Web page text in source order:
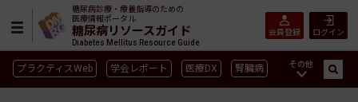
糖尿病診療・療養指導のための
医療情報ポータル
糖尿病リソースガイド
Diabetes Mellitus Resource Guide
ログイン
会員登録
プラクティスWeb 学会レポート 医療DX 腎臓病 その他